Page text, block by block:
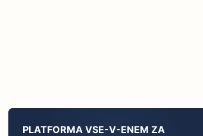
PLATFORMA VSE-V-ENEM ZA